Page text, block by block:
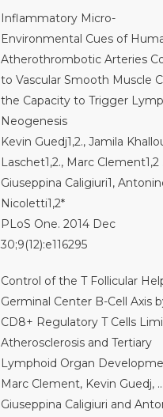
Inflammatory Micro-
Environmental Cues of
Atherothrombotic Arteries
to Vascular Smooth Muscle
the Capacity to Trigger
Neogenesis
Kevin Guedj1,2., Jamila
Laschet1,2., Marc Clement1,2
Giuseppina Caligiuri1,
Nicoletti1,2*
PLoS One. 2014 Dec
30;9(12):e116295
Control of the T Follicular
Germinal Center B-Cell Axis
CD8+ Regulatory T Cells
Atherosclerosis and Tertiary
Lymphoid Organ
Marc Clement, Kevin Guedj,
Giuseppina Caligiuri and